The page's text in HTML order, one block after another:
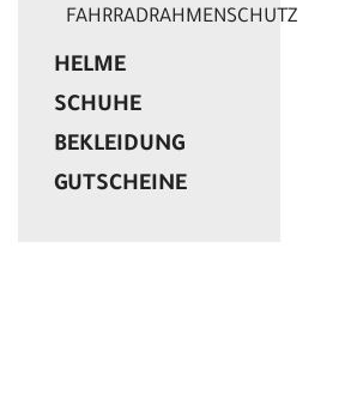
FAHRRADRAHMENSCHUTZ
HELME
SCHUHE
BEKLEIDUNG
GUTSCHEINE